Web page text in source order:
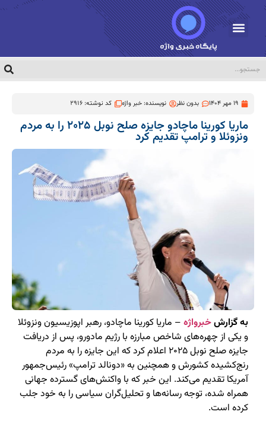
19 مهر 1404 بدون نظر نویسنده:خبر واژه کد نوشته: 2916
ماریا کورینا ماچادو جایزه صلح نوبل ۲۰۲۵ را به مردم
ونزوئلا و ترامپ تقدیم کرد
به گزارشخبرواژه – ماریا کورینا ماچادو، رهبر اپوزیسیون ونزوئلا
و یکی از چهره‌های شاخص مبارزه با رژیم مادورو، پس از دریافت
جایزه صلح نوبل ۲۰۲۵ اعلام کرد که این جایزه را به مردم
رنج‌کشیده کشورش و همچنین به «دونالد ترامپ» رئیس‌جمهور
آمریکا تقدیم می‌کند. این خبر که با واکنش‌های گسترده جهانی
همراه شده، توجه رسانه‌ها و تحلیل‌گران سیاسی را به خود جلب
کرده است.